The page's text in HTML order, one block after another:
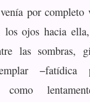
por completo
ojos hacia
las sombras,
−fatídica
como